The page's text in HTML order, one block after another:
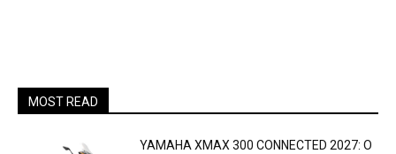
MOST READ
YAMAHA XMAX 300 CONNECTED 2027: O